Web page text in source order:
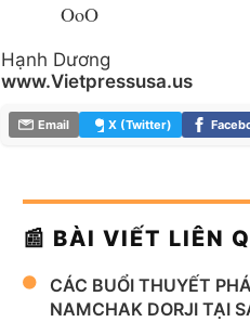
OoO
Hạnh Dương
www.Vietpressusa.us
Email X (Twitter)
📰 BÀI VIẾT LIÊN
CÁC BUỔI THUYẾT
NAMCHAK DORJI TẠI